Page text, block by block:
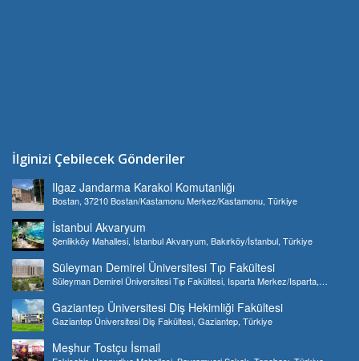
İlginizi Çebilecek Gönderiler
Ilgaz Jandarma Karakol Komutanlığı
Bostan, 37210 Bostan/Kastamonu Merkez/Kastamonu, Türkiye
İstanbul Akvaryum
Şenlikköy Mahallesi, İstanbul Akvaryum, Bakırköy/İstanbul, Türkiye
Süleyman Demirel Üniversitesi Tıp Fakültesi
Süleyman Demirel Üniversitesi Tıp Fakültesi, Isparta Merkez/Isparta,
Gaziantep Üniversitesi Diş Hekimliği Fakültesi
Gaziantep Üniversitesi Diş Fakültesi, Gaziantep, Türkiye
Meşhur Tostçu İsmail